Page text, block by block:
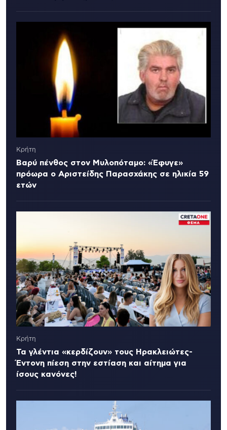
Κρήτη
Βαρύ πένθος στον Μυλοπόταμο: «Έφυγε»
πρόωρα ο Αριστείδης Παρασχάκης σε ηλικία 59
ετών
Κρήτη
Τα γλέντια «κερδίζουν» τους Ηρακλειώτες-
Έντονη πίεση στην εστίαση και αίτημα για
ίσους κανόνες!